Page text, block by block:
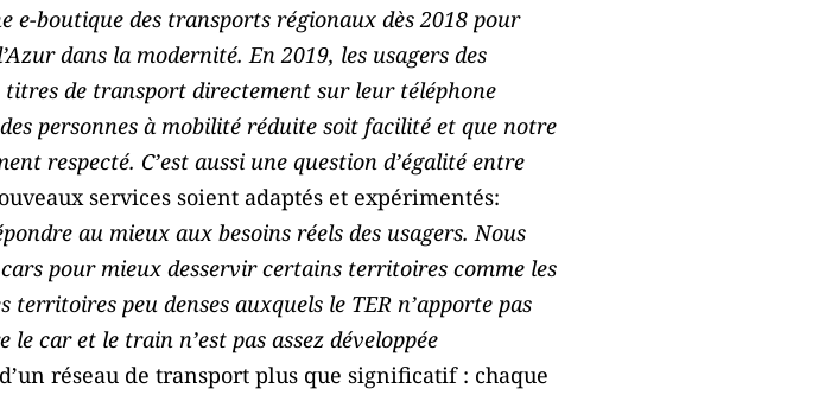
boutique des transports régionaux dès 2018 pour
dans la modernité. En 2019, les usagers des
de transport directement sur leur téléphone
personnes à mobilité réduite soit facilité et que notre
respecté. C’est aussi une question d’égalité entre
services soient adaptés et expérimentés:
au mieux aux besoins réels des usagers. Nous
pour mieux desservir certains territoires comme les
peu denses auxquels le TER n’apporte pas
car et le train n’est pas assez développée
réseau de transport plus que significatif : chaque